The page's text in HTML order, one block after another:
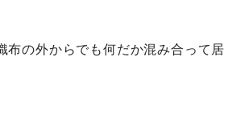
布の外からでも何だか混み合って居